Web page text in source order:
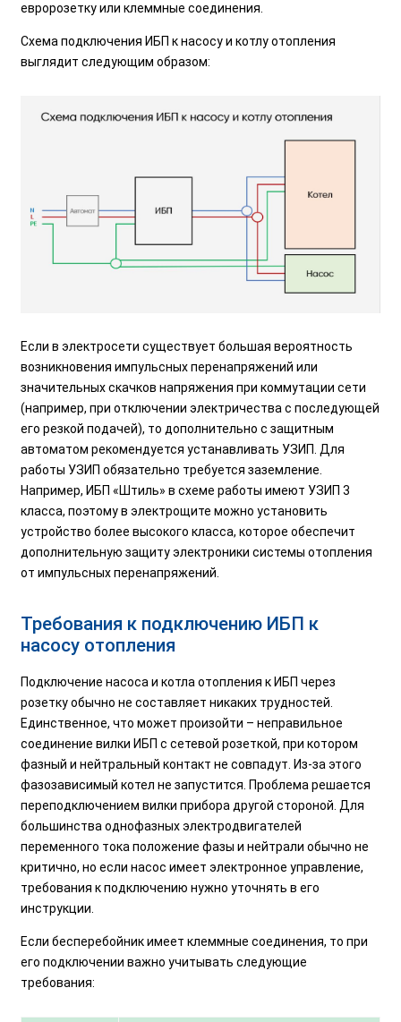
евророзетку или клеммные соединения.
Схема подключения ИБП к насосу и котлу отопления
выглядит следующим образом:
Если в электросети существует большая вероятность
возникновения импульсных перенапряжений или
значительных скачков напряжения при коммутации сети
(например, при отключении электричества с последующей
его резкой подачей), то дополнительно с защитным
автоматом рекомендуется устанавливать УЗИП. Для
работы УЗИП обязательно требуется заземление.
Например, ИБП «Штиль» в схеме работы имеют УЗИП 3
класса, поэтому в электрощите можно установить
устройство более высокого класса, которое обеспечит
дополнительную защиту электроники системы отопления
от импульсных перенапряжений.
Требования к подключению ИБП к
насосу отопления
Подключение насоса и котла отопления к ИБП через
розетку обычно не составляет никаких трудностей.
Единственное, что может произойти – неправильное
соединение вилки ИБП с сетевой розеткой, при котором
фазный и нейтральный контакт не совпадут. Из-за этого
фазозависимый котел не запустится. Проблема решается
переподключением вилки прибора другой стороной. Для
большинства однофазных электродвигателей
переменного тока положение фазы и нейтрали обычно не
критично, но если насос имеет электронное управление,
требования к подключению нужно уточнять в его
инструкции.
Если бесперебойник имеет клеммные соединения, то при
его подключении важно учитывать следующие
требования: